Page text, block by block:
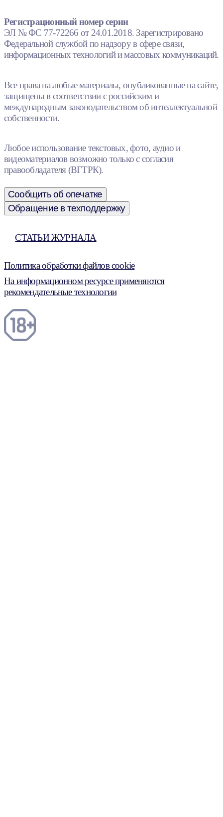
Регистрационный номер серии
ЭЛ № ФС 77-72266 от 24.01.2018. Зарегистрировано
Федеральной службой по надзору в сфере связи,
информационных технологий и массовых коммуникаций.
Все права на любые материалы, опубликованные на сайте,
защищены в соответствии с российским и
международным законодательством об интеллектуальной
собственности.
Любое использование текстовых, фото, аудио и
видеоматериалов возможно только с согласия
правообладателя (ВГТРК).
Сообщить об опечатке
Обращение в техподдержку
СТАТЬИ ЖУРНАЛА
Политика обработки файлов cookie
На информационном ресурсе применяются
рекомендательные технологии